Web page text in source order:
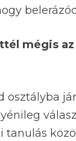
mégis
osztályba
tanulás